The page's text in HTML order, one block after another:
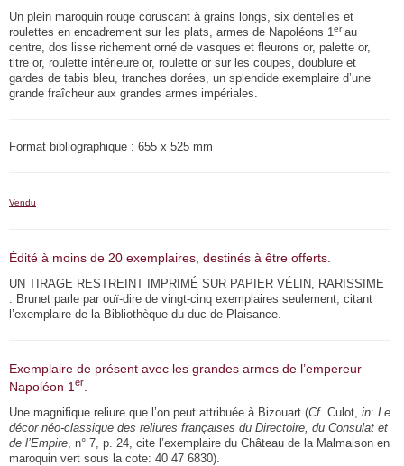
Un plein maroquin rouge coruscant à grains longs, six dentelles et
roulettes en encadrement sur les plats, armes de Napoléons 1erau
centre, dos lisse richement orné de vasques et fleurons or, palette or,
titre or, roulette intérieure or, roulette or sur les coupes, doublure et
gardes de tabis bleu, tranches dorées, un splendide exemplaire d’une
grande fraîcheur aux grandes armes impériales.
Format bibliographique : 655 x 525 mm
Vendu
Édité à moins de 20 exemplaires, destinés à être offerts.
UN TIRAGE RESTREINT IMPRIMÉ SUR PAPIER VÉLIN, RARISSIME
: Brunet parle par ouï-dire de vingt-cinq exemplaires seulement, citant
l’exemplaire de la Bibliothèque du duc de Plaisance.
Exemplaire de présent avec les grandes armes de l’empereur
Napoléon 1 er
Une magnifique reliure que l’on peut attribuée à Bizouart (Cf. Culot, in: Le
décor néo-classique des reliures françaises du Directoire, du Consulat et
de l’Empire , n° 7, p. 24, cite l’exemplaire du Château de la Malmaison en
maroquin vert sous la cote: 40 47 6830).